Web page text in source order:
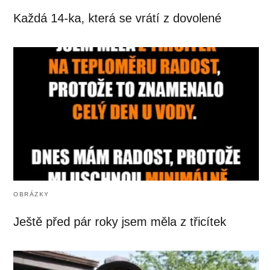
Každá 14-ka, která se vrátí z dovolené
OBRÁZKY
Ještě před pár roky jsem měla z třicítek